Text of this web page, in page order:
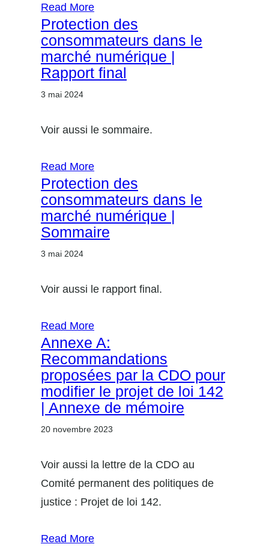
Read More
Protection des
consommateurs dans le
marché numérique |
Rapport final
3 mai 2024
Voir aussi le sommaire.
Read More
Protection des
consommateurs dans le
marché numérique |
Sommaire
3 mai 2024
Voir aussi le rapport final.
Read More
Annexe A:
Recommandations
proposées par la CDO pour
modifier le projet de loi 142
| Annexe de mémoire
20 novembre 2023
Voir aussi la lettre de la CDO au
Comité permanent des politiques de
justice : Projet de loi 142.
Read More